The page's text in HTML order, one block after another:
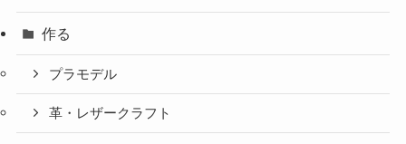
作る
プラモデル
革・レザークラフト